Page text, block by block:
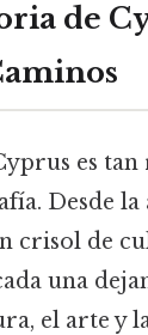
de
es tan
Desde la
crisol de
una
el arte y